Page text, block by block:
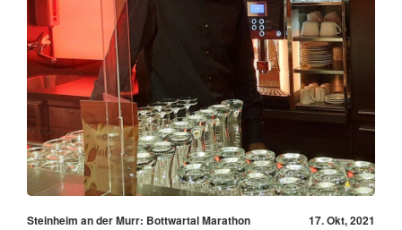
Steinheim an der Murr: Bottwartal Marathon 17. Okt, 2021